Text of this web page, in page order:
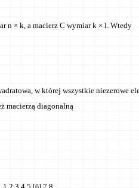
n × k, a macierz C wymiar k × l. Wtedy
w której wszystkie niezerowe
macierzą diagonalną